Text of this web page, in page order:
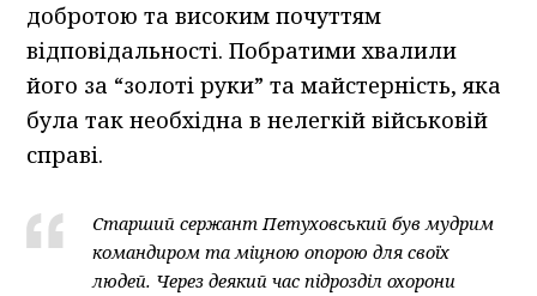
добротою та високим почуттям
відповідальності. Побратими хвалили
його за “золоті руки” та майстерність, яка
була так необхідна в нелегкій військовій
справі.
Старший сержант Петуховський був мудрим
командиром та міцною опорою для своїх
людей. Через деякий час підрозділ охорони